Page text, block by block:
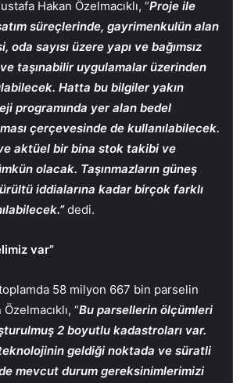
Hakan Özelmacıklı, “Proje ile
süreçlerinde, gayrimenkulün alan
sayısı üzere yapı ve bağımsız
taşınabilir uygulamalar üzerinden
Hatta bu bilgiler yakın
programında yer alan bedel
çerçevesinde de kullanılabilecek.
aktüel bir bina stok takibi ve
olacak. Taşınmazların güneş
iddialarına kadar birçok farklı
dedi.
var”
58 milyon 667 bin parselin
“Bu parsellerin ölçümleri
2 boyutlu kadastroları var.
geldiği noktada ve süratli
mevcut durum gereksinimlerimizi